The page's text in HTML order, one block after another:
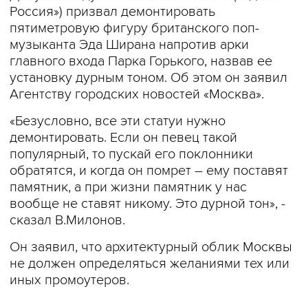
Россия») призвал демонтировать
пятиметровую фигуру британского поп-
музыканта Эда Ширана напротив арки
главного входа Парка Горького, назвав ее
установку дурным тоном. Об этом он заявил
Агентству городских новостей «Москва».
«Безусловно, все эти статуи нужно
демонтировать. Если он певец такой
популярный, то пускай его поклонники
обратятся, и когда он помрет – ему поставят
памятник, а при жизни памятник у нас
вообще не ставят никому. Это дурной тон», -
сказал В.Милонов.
Он заявил, что архитектурный облик Москвы
не должен определяться желаниями тех или
иных промоутеров.